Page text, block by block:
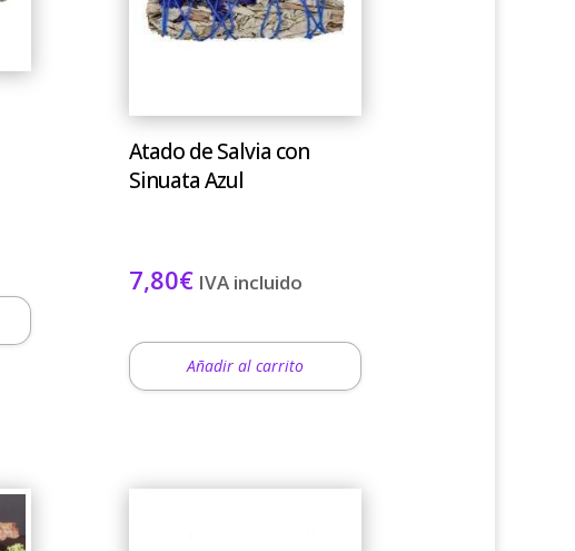
Atado de Salvia con
Sinuata Azul
7,80€ IVA incluido
Añadir al carrito